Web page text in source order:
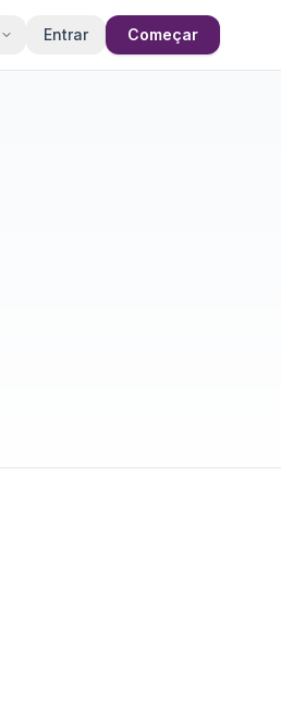
Entrar Começar